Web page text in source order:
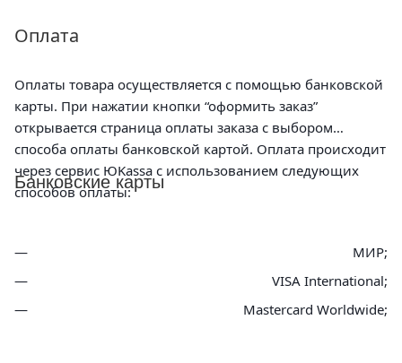
Оплата
Оплаты товара осуществляется с помощью банковской
карты. При нажатии кнопки “оформить заказ”
открывается страница оплаты заказа с выбором
способа оплаты банковской картой. Оплата происходит
через сервис ЮKassa с использованием следующих
способов оплаты:
Банковские карты
МИР;
VISA International;
Mastercard Worldwide;